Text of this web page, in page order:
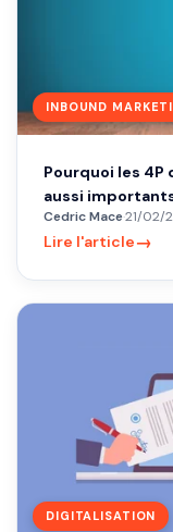
INBOUND
Pourquoi les
aussi
Cedric Mace·21/02/
Lire l'article→
DIGITALISATION